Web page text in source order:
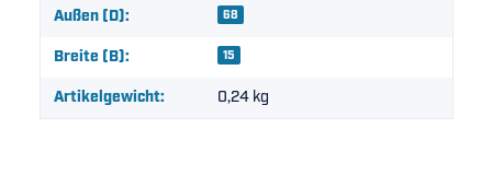
Außen (D): 68
Breite (B): 15
Artikelgewicht: 0,24 kg